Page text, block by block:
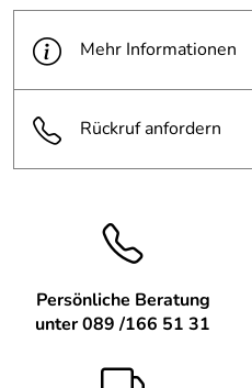
Mehr Informationen
Rückruf anfordern
Persönliche Beratung
unter 089 /166 51 31